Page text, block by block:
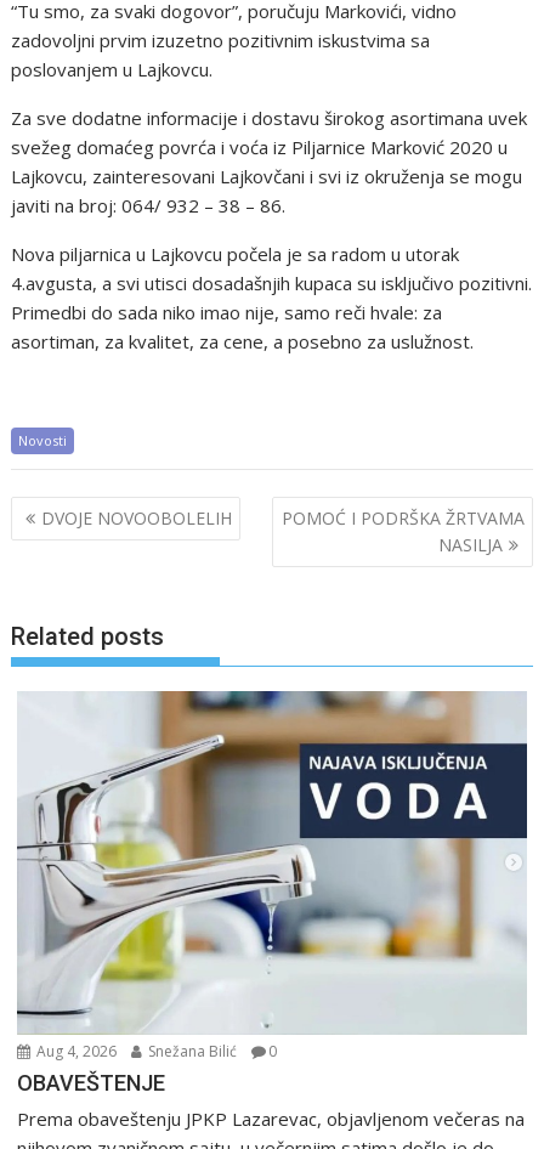
“Tu smo, za svaki dogovor”, poručuju Markovići, vidno
zadovoljni prvim izuzetno pozitivnim iskustvima sa
poslovanjem u Lajkovcu.
Za sve dodatne informacije i dostavu širokog asortimana uvek
svežeg domaćeg povrća i voća iz Piljarnice Marković 2020 u
Lajkovcu, zainteresovani Lajkovčani i svi iz okruženja se mogu
javiti na broj: 064/ 932 – 38 – 86.
Nova piljarnica u Lajkovcu počela je sa radom u utorak
4.avgusta, a svi utisci dosadašnjih kupaca su isključivo pozitivni.
Primedbi do sada niko imao nije, samo reči hvale: za
asortiman, za kvalitet, za cene, a posebno za uslužnost.
Novosti
Post
navigation
DVOJE NOVOOBOLELIH
POMOĆ I PODRŠKA ŽRTVAMA
NASILJA
Related posts
Aug 4, 2026 Snežana Bilić 0
OBAVEŠTENJE
Prema obaveštenju JPKP Lazarevac, objavljenom večeras na